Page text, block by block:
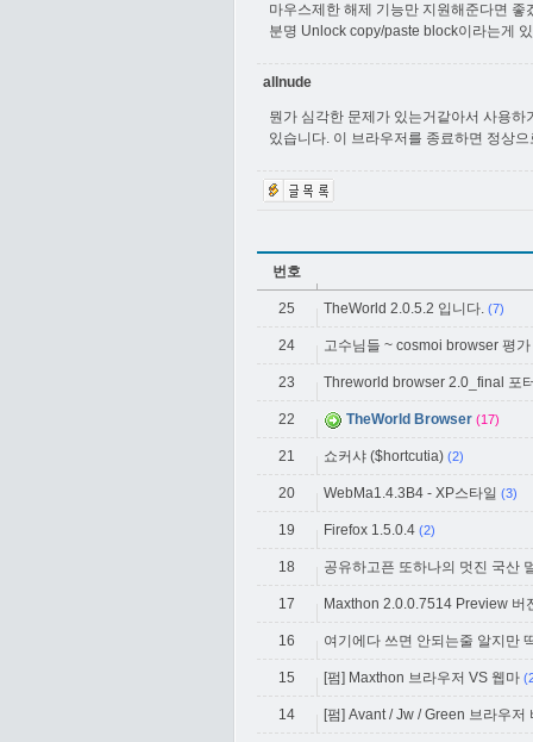
마우스제한 해제 기능만 지원해준다면 좋
분명 Unlock copy/paste block이라는게
allnude
뭔가 심각한 문제가 있는거같아서 사용
있습니다. 이 브라우저를 종료하면 정상
번호
25 TheWorld 2.0.5.2 입니다. (7)
24 고수님들 ~ cosmoi browser 평
23 Threworld browser 2.0_final 포
22 TheWorld Browser (17)
21 쇼커샤 ($hortcutia) (2)
20 WebMa1.4.3B4 - XP스타일 (3)
19 Firefox 1.5.0.4 (2)
18 공유하고픈 또하나의 멋진 국산
17 Maxthon 2.0.0.7514 Preview 버
16 여기에다 쓰면 안되는줄 알지만
15 [펌] Maxthon 브라우저 VS 웹마
14 [펌] Avant / Jw / Green 브라우저